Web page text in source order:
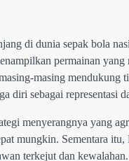
di dunia sepak bola
permainan
masing
diri sebagai representasi
menyerangnya yang
mungkin. Sementara
terkejut dan